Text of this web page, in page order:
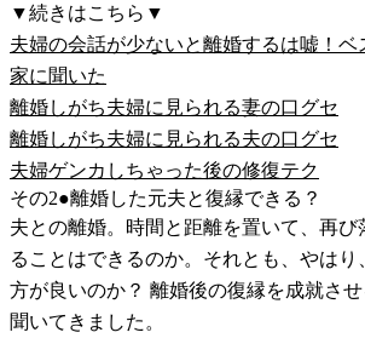
▼続きはこちら▼
夫婦の会話が少ないと離婚するは嘘！ベ
家に聞いた
離婚しがち夫婦に見られる妻の口グセ
離婚しがち夫婦に見られる夫の口グセ
夫婦ゲンカしちゃった後の修復テク
その2●離婚した元夫と復縁できる？
夫との離婚。時間と距離を置いて、再び
ることはできるのか。それとも、やはり
方が良いのか？ 離婚後の復縁を成就さ
聞いてきました。